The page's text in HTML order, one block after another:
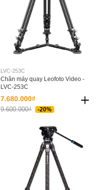
LVC-253C
Chân máy quay Leofoto Video -
LVC-253C
7.680.000₫
9.600.000₫ -20%